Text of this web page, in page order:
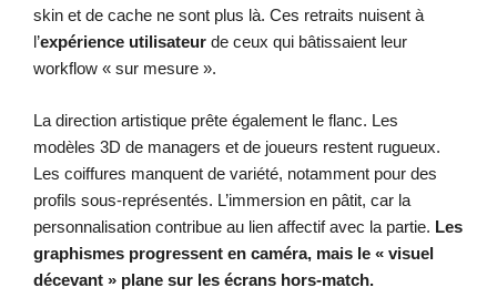
skin et de cache ne sont plus là. Ces retraits nuisent à
l’expérience utilisateur de ceux qui bâtissaient leur
workflow « sur mesure ».
La direction artistique prête également le flanc. Les
modèles 3D de managers et de joueurs restent rugueux.
Les coiffures manquent de variété, notamment pour des
profils sous-représentés. L’immersion en pâtit, car la
personnalisation contribue au lien affectif avec la partie. Les
graphismes progressent en caméra, mais le « visuel
décevant » plane sur les écrans hors-match.